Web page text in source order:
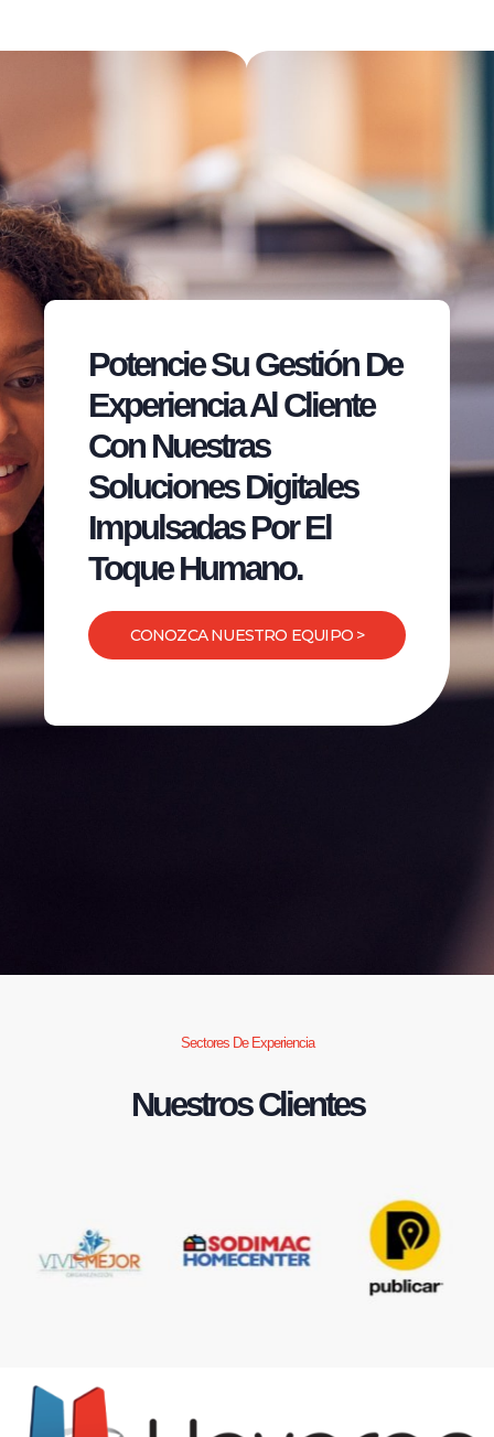
Potencie Su Gestión De
Experiencia Al Cliente
Con Nuestras
Soluciones Digitales
Impulsadas Por El
Toque Humano.
CONOZCA NUESTRO EQUIPO >
Sectores De Experiencia
Nuestros Clientes